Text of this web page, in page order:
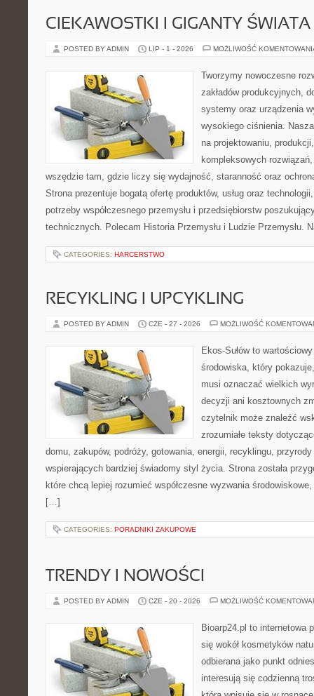
CIEKAWOSTKI I GIGANTY ŚWIATA
POSTED BY ADMIN LIP - 1 - 2026 MOŻLIWOŚĆ
Tworzymy nowoczesne
zakładów produkcyjnych,
systemy oraz urządzenia
wysokiego ciśnienia.
na projektowaniu,
kompleksowych
wszędzie tam, gdzie liczy się wydajność, staranność oraz
Strona prezentuje bogatą ofertę produktów, usług oraz
potrzeby współczesnego przemysłu i przedsiębiorstw
technicznych. Polecam Historia Przemysłu i Ludzie Przemysłu.
CATEGORIES: HARCERSTWO
RECYKLING I UPCYKLING
POSTED BY ADMIN CZE - 27 - 2026 MOŻLIWOŚĆ
Ekos-Sułów to
środowiska, który
musi oznaczać wielkich
decyzji ani kosztownych
czytelnik może znaleźć
zrozumiałe teksty
domu, zakupów, podróży, gotowania, energii, recyklingu,
wspierających bardziej świadomy styl życia. Strona została
które chcą lepiej rozumieć współczesne wyzwania
[…]
CATEGORIES: PORADNIKI ZAKUPOWE
TRENDY I NOWOŚCI
POSTED BY ADMIN CZE - 20 - 2026 MOŻLIWOŚĆ
Bioarp24.pl to internetowa
się wokół kosmetyków
odbierana jako punkt
interesują się codzienną